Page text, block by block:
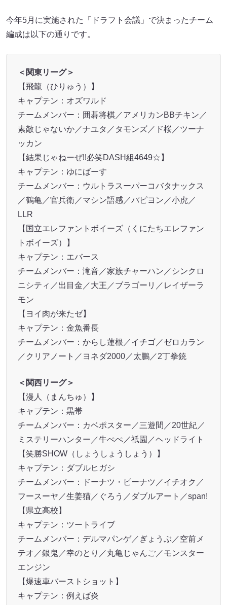
今年5月に実施された「ドラフト会議」で決まったチーム
編成は以下の通りです。
＜関東リーグ＞
【飛龍（ひりゅう）】
キャプテン：オズワルド
チームメンバー：囲碁将棋／アメリカンBBチキン／
素敵じゃないか／ナユタ／タモンズ／ド桜／ツーナ
ッカン
【結果じゃねーぜ!!必笑DASH組4649☆】
キャプテン：ゆにばーす
チームメンバー：ウルトラスーパーコバタナックス
／鶴亀／官兵衛／マシン語感／パピヨン／小虎／
LLR
【国立エレファントボイーズ（くにたちエレファン
トボイーズ）】
キャプテン：エバース
チームメンバー：滝音／家族チャーハン／シンクロ
ニシティ／出目金／大王／ブラゴーリ／レイザーラ
モン
【ヨイ肉が来たゼ】
キャプテン：金魚番⾧
チームメンバー：からし蓮根／イチゴ／ゼロカラン
／クリアノート／ヨネダ2000／太鵬／2丁拳銃
＜関西リーグ＞
【漫人（まんちゅ）】
キャプテン：黒帯
チームメンバー：カベポスター／三遊間／20世紀／
ミステリーハンター／牛ぺぺ／祇園／ヘッドライト
【笑勝SHOW（しょうしょうしょう）】
キャプテン：ダブルヒガシ
チームメンバー：ドーナツ・ピーナツ／イチオク／
フースーヤ／生姜猫／ぐろう／ダブルアート／span!
【県立高校】
キャプテン：ツートライブ
チームメンバー：デルマパンゲ／ぎょうぶ／空前メ
テオ／銀⿁／幸のとり／丸亀じゃんご／モンスター
エンジン
【爆速車バーストショット】
キャプテン：例えば炎